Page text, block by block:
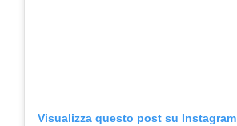
Visualizza questo post su Instagram